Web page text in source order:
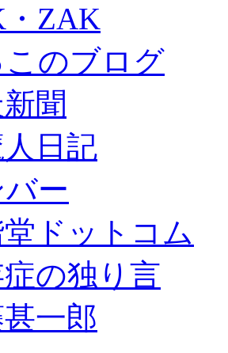
ZAK
このブログ
聞
日記
バー
ドットコム
の独り言
一郎